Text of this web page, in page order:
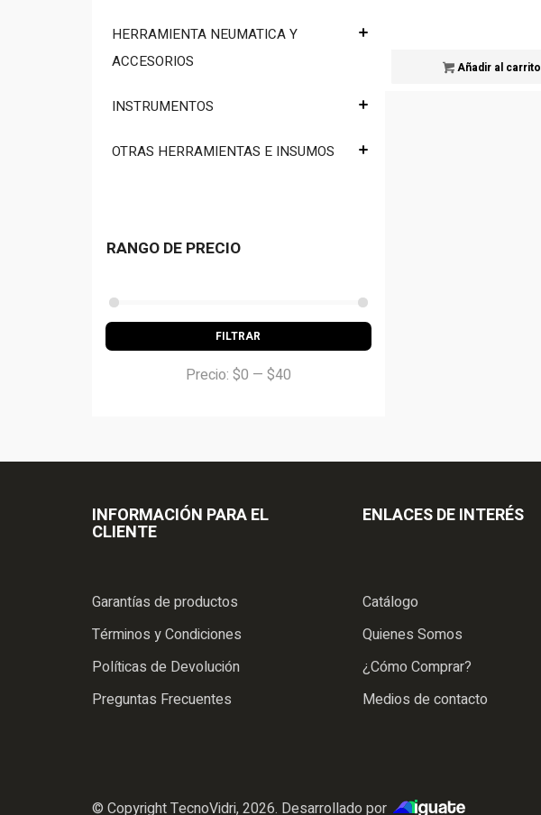
Añadir al carrito
HERRAMIENTA NEUMATICA Y
ACCESORIOS
INSTRUMENTOS
OTRAS HERRAMIENTAS E INSUMOS
RANGO DE PRECIO
FILTRAR
Precio: $0 — $40
INFORMACIÓN PARA EL
CLIENTE
Garantías de productos
Términos y Condiciones
Políticas de Devolución
Preguntas Frecuentes
ENLACES DE INTERÉS
Catálogo
Quienes Somos
¿Cómo Comprar?
Medios de contacto
© Copyright TecnoVidri, 2026. Desarrollado por iGuate.com